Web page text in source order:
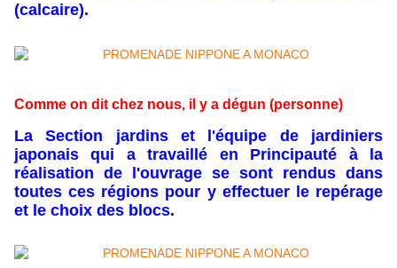
(calcaire).
Comme on dit chez nous, il y a dégun (personne)
La Section jardins et l'équipe de jardiniers
japonais qui a travaillé en Principauté à la
réalisation de l'ouvrage se sont rendus dans
toutes ces régions pour y effectuer le repérage
et le choix des blocs.